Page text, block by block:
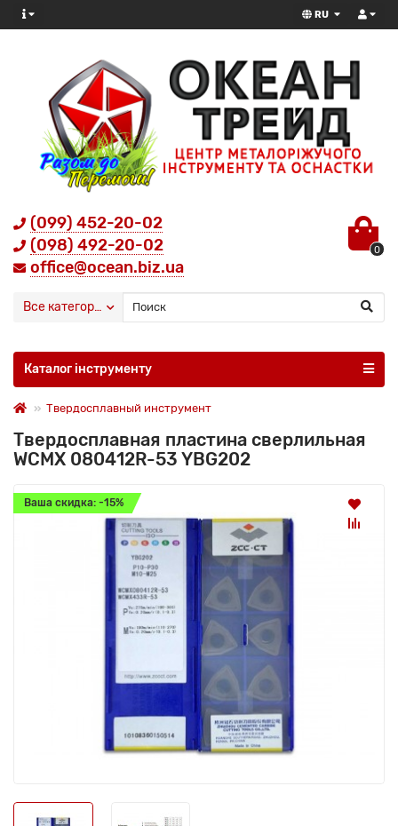
RU
(099) 452-20-02
(098) 492-20-02
office@ocean.biz.ua
0
Все категории
Каталог інструменту
Твердосплавный инструмент
Твердосплавная пластина сверлильная
WCMX 080412R-53 YBG202
Ваша скидка: -15%